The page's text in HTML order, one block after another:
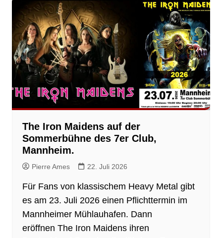
The Iron Maidens auf der
Sommerbühne des 7er Club,
Mannheim.
Pierre Ames 22. Juli 2026
Für Fans von klassischem Heavy Metal gibt
es am 23. Juli 2026 einen Pflichttermin im
Mannheimer Mühlauhafen. Dann
eröffnen The Iron Maidens ihren